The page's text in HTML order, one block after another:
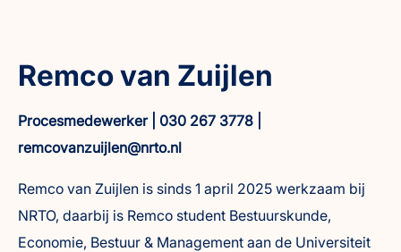
Remco van Zuijlen
Procesmedewerker | 030 267 3778 |
remcovanzuijlen@nrto.nl
Remco van Zuijlen is sinds 1 april 2025 werkzaam bij
NRTO, daarbij is Remco student Bestuurskunde,
Economie, Bestuur & Management aan de Universiteit